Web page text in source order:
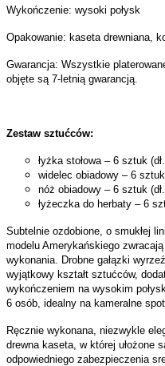
Wykończenie: wysoki połysk
Opakowanie: kaseta drewniana,
Gwarancja: Wszystkie
objęte są 7-letnią gwarancją.
Zestaw sztućców:
łyżka stołowa – 6 sztuk
widelec obiadowy – 6
nóż obiadowy – 6 sztuk
łyżeczka do herbaty – 6
Subtelnie ozdobione, o smukłej
modelu Amerykańskiego
wykonania. Drobne gałązki
wyjątkowy kształt sztućców,
wykończeniem na wysokim
6 osób, idealny na kameralne
Ręcznie wykonana, niezwykle
drewna kaseta, w której ułożone
odpowiedniego zabezpieczenia